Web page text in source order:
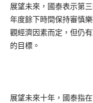
展望未來，國泰表示第
年度餘下時間保持審慎
觀經濟因素而定，但仍
的目標。
展望未來十年，國泰指